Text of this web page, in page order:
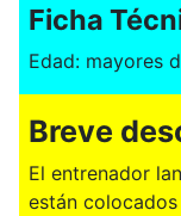
Ficha
Edad: mayores
Breve
El entrenador
están